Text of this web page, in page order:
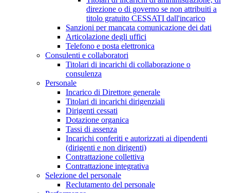
direzione o di governo se non attribuiti a
titolo gratuito CESSATI dall'incarico
Sanzioni per mancata comunicazione dei dati
Articolazione degli uffici
Telefono e posta elettronica
Consulenti e collaboratori
Titolari di incarichi di collaborazione o
consulenza
Personale
Incarico di Direttore generale
Titolari di incarichi dirigenziali
Dirigenti cessati
Dotazione organica
Tassi di assenza
Incarichi conferiti e autorizzati ai dipendenti
(dirigenti e non dirigenti)
Contrattazione collettiva
Contrattazione integrativa
Selezione del personale
Reclutamento del personale